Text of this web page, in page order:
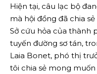
Hiện tại, câu lạc bộ
mà hội đồng đã chia
Sở cứu hỏa của thành
tuyến đường sơ tán,
Laia Bonet, phó thị
tôi chia sẻ mong